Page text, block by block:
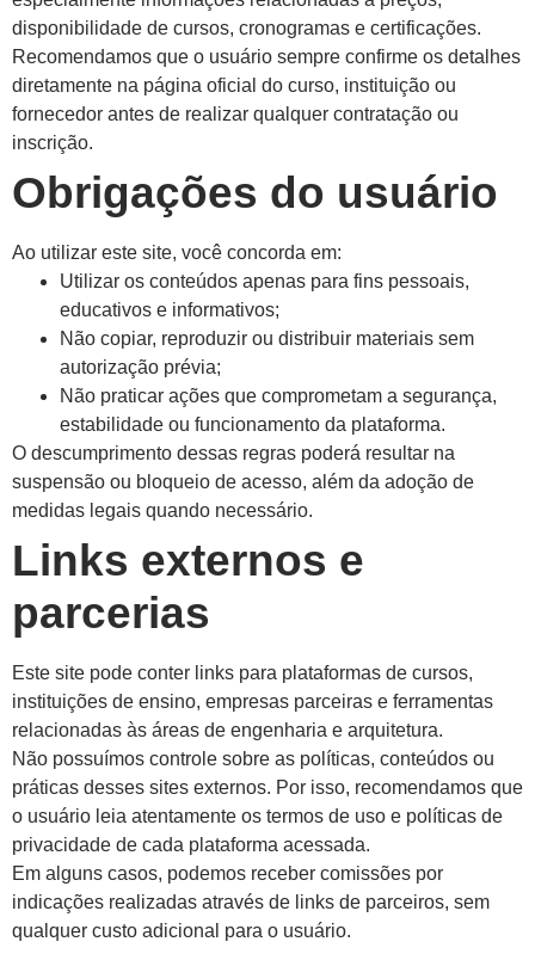
disponibilidade de cursos, cronogramas e certificações.
Recomendamos que o usuário sempre confirme os detalhes
diretamente na página oficial do curso, instituição ou
fornecedor antes de realizar qualquer contratação ou
inscrição.
Obrigações do usuário
Ao utilizar este site, você concorda em:
Utilizar os conteúdos apenas para fins pessoais,
educativos e informativos;
Não copiar, reproduzir ou distribuir materiais sem
autorização prévia;
Não praticar ações que comprometam a segurança,
estabilidade ou funcionamento da plataforma.
O descumprimento dessas regras poderá resultar na
suspensão ou bloqueio de acesso, além da adoção de
medidas legais quando necessário.
Links externos e
parcerias
Este site pode conter links para plataformas de cursos,
instituições de ensino, empresas parceiras e ferramentas
relacionadas às áreas de engenharia e arquitetura.
Não possuímos controle sobre as políticas, conteúdos ou
práticas desses sites externos. Por isso, recomendamos que
o usuário leia atentamente os termos de uso e políticas de
privacidade de cada plataforma acessada.
Em alguns casos, podemos receber comissões por
indicações realizadas através de links de parceiros, sem
qualquer custo adicional para o usuário.